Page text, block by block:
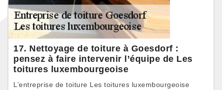
17. Nettoyage de toiture à Goesdorf :
pensez à faire intervenir l’équipe de Les
toitures luxembourgeoise
L’entreprise de toiture Les toitures luxembourgeoise